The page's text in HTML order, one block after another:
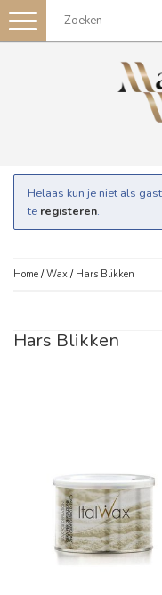
Toggle
navigation
Helaas kun je niet als
te registeren.
Home /Wax / Hars Blikken
Hars Blikken